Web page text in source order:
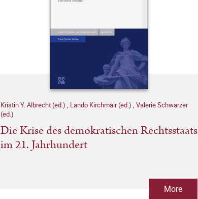
Kristin Y. Albrecht (ed.) , Lando Kirchmair (ed.) , Valerie Schwarzer
(ed.)
Die Krise des demokratischen Rechtsstaats
im 21. Jahrhundert
More